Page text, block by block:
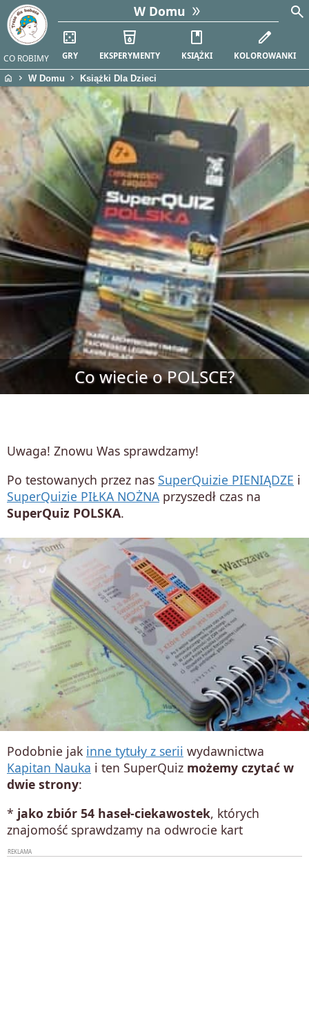
CO ROBIMY
W Domu
casino
GRY
local_drink
EKSPERYMENTY
book
KSIĄŻKI
edit
KOLOROWANKI
search
home chevron_right W Domu chevron_right Książki Dla Dzieci
Co wiecie o POLSCE?
Uwaga! Znowu Was sprawdzamy!
Po testowanych przez nas SuperQuizie PIENIĄDZE i
SuperQuizie PIŁKA NOŻNA przyszedł czas na
SuperQuiz POLSKA.
Podobnie jak inne tytuły z serii wydawnictwa
Kapitan Nauka i ten SuperQuiz możemy czytać w
dwie strony:
* jako zbiór 54 haseł-ciekawostek, których
znajomość sprawdzamy na odwrocie kart